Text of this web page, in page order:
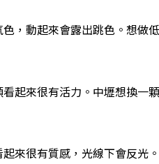
，動起來會露出跳色。想做
起來很有活力。中壢想換一
來很有質感，光線下會反光